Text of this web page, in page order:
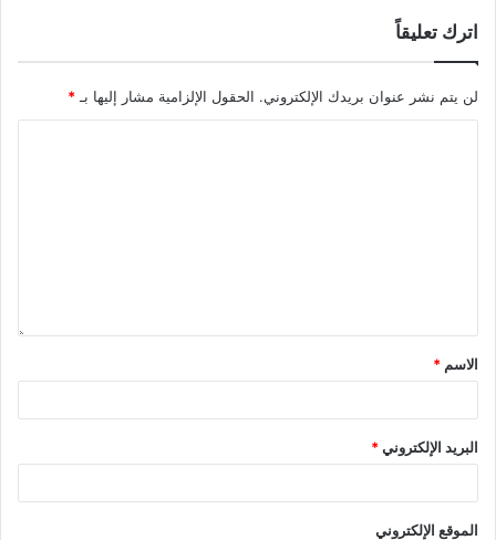
اترك تعليقاً
لن يتم نشر عنوان بريدك الإلكتروني. الحقول الإلزامية مشار إليها بـ *
الاسم *
البريد الإلكتروني*
الموقع الإلكتروني